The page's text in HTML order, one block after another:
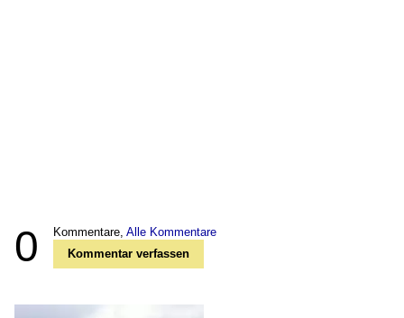
0 Kommentare, Alle Kommentare
Kommentar verfassen